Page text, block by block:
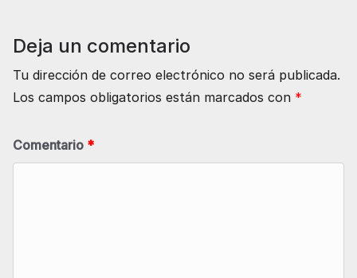
Deja un comentario
Tu dirección de correo electrónico no será publicada.
Los campos obligatorios están marcados con *
Comentario *